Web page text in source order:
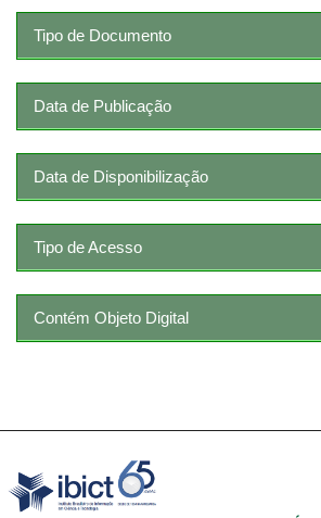
Tipo de Documento
Data de Publicação
Data de Disponibilização
Tipo de Acesso
Contém Objeto Digital